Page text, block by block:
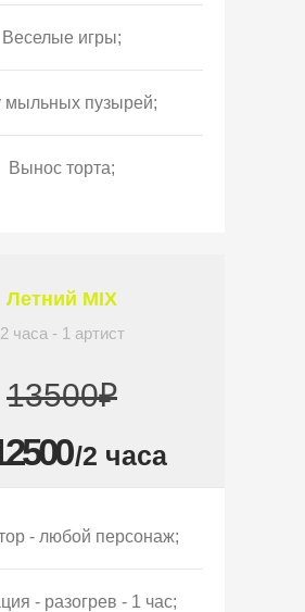
Веселые игры;
мыльных пузырей;
Вынос торта;
Летний MIX
2 часа - 1 артист
13500₽
/2 часа
- любой персонаж;
- разогрев - 1 час;